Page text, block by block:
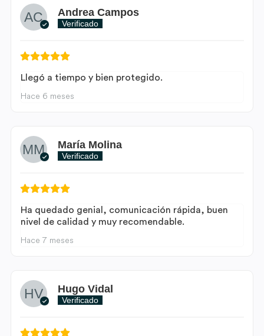
Andrea Campos
Verificado
Llegó a tiempo y bien protegido.
Hace 6 meses
María Molina
Verificado
Ha quedado genial, comunicación rápida, buen
nivel de calidad y muy recomendable.
Hace 7 meses
Hugo Vidal
Verificado